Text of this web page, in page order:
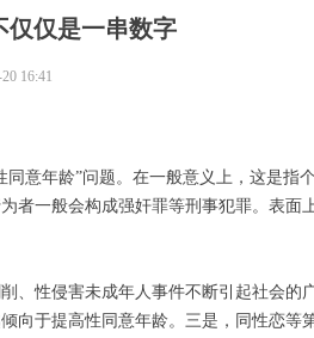
仅仅是一串数字
意年龄”问题。在一般意义上，这是指
者一般会构成强奸罪等刑事犯罪。表面
、性侵害未成年人事件不断引起社会的
向于提高性同意年龄。三是，同性恋等
16:41